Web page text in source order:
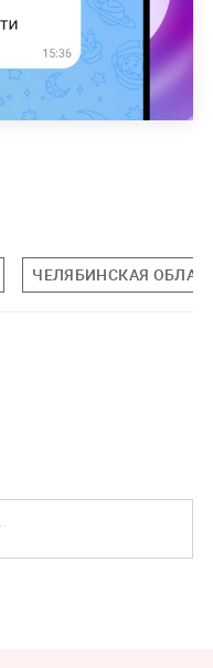
ЧЕЛЯБИНСКАЯ